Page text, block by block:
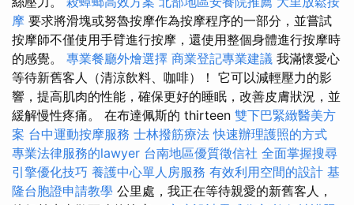
摩 要求將滑塊或努魯按摩作為按摩程序的一部分，並嘗試
按摩師不僅使用手臂進行按摩，還使用整個身體進行按摩時
的感覺。 專業餐廳外燴選擇 商業登記專業建議 我滿懷愛心
等待新舊客人（清涼飲料、咖啡）！ 它可以減輕壓力的影
響，提高肌肉的性能，確保更好的睡眠，改善皮膚狀況，並
緩解慢性疼痛。 在布達佩斯的 thirteen 雙下巴緊緻醫美方
案 台中運動按摩服務 士林撥筋療法 快速辦理護照的方式
專業法律服務的lawyer 台南地區優質徵信社 全面掌握搜尋
引擎優化技巧 養護中心單人房服務 有效利用空間的設計 基
隆台胞證申請教學 公里處，我正在等待親愛的新舊客人，